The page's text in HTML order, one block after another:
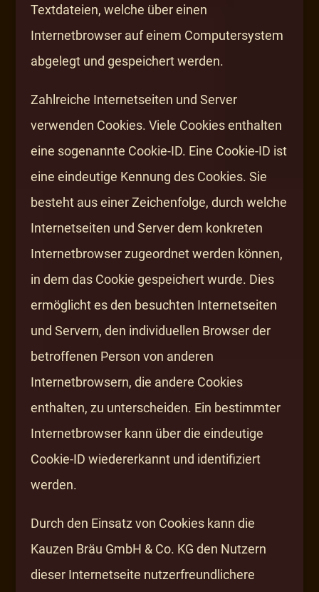
Textdateien, welche über einen
Internetbrowser auf einem Computersystem
abgelegt und gespeichert werden.
Zahlreiche Internetseiten und Server
verwenden Cookies. Viele Cookies enthalten
eine sogenannte Cookie-ID. Eine Cookie-ID ist
eine eindeutige Kennung des Cookies. Sie
besteht aus einer Zeichenfolge, durch welche
Internetseiten und Server dem konkreten
Internetbrowser zugeordnet werden können,
in dem das Cookie gespeichert wurde. Dies
ermöglicht es den besuchten Internetseiten
und Servern, den individuellen Browser der
betroffenen Person von anderen
Internetbrowsern, die andere Cookies
enthalten, zu unterscheiden. Ein bestimmter
Internetbrowser kann über die eindeutige
Cookie-ID wiedererkannt und identifiziert
werden.
Durch den Einsatz von Cookies kann die
Kauzen Bräu GmbH & Co. KG den Nutzern
dieser Internetseite nutzerfreundlichere